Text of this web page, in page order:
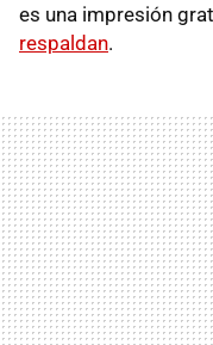
es una impresión
respaldan.